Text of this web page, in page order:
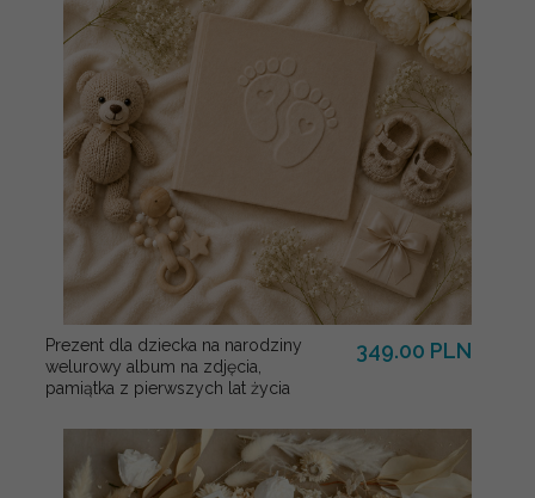
Prezent dla dziecka na narodziny
welurowy album na zdjęcia,
pamiątka z pierwszych lat życia
349.00 PLN